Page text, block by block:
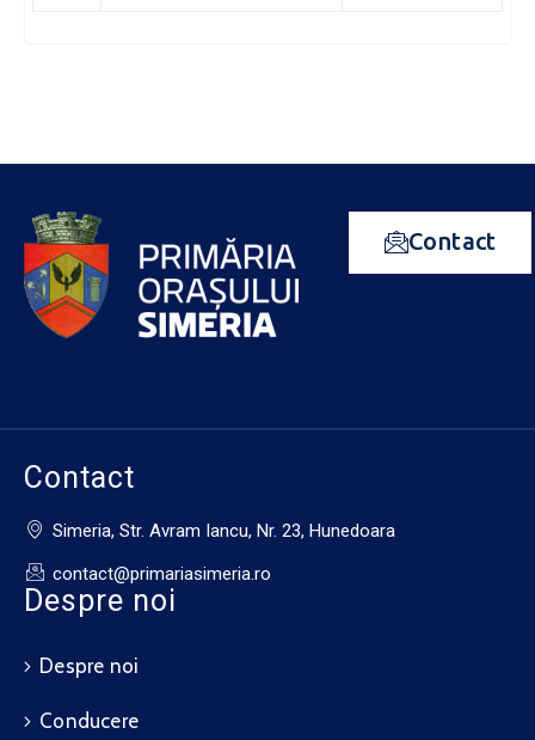
Contact
Contact
Simeria, Str. Avram Iancu, Nr. 23, Hunedoara
contact@primariasimeria.ro
Despre noi
Despre noi
Conducere